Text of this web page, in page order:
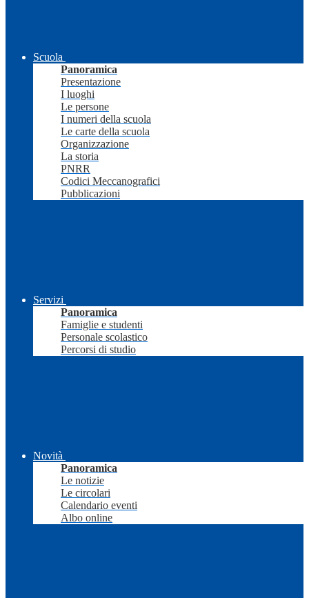
Scuola
Panoramica
Presentazione
I luoghi
Le persone
I numeri della scuola
Le carte della scuola
Organizzazione
La storia
PNRR
Codici Meccanografici
Pubblicazioni
Servizi
Panoramica
Famiglie e studenti
Personale scolastico
Percorsi di studio
Novità
Panoramica
Le notizie
Le circolari
Calendario eventi
Albo online